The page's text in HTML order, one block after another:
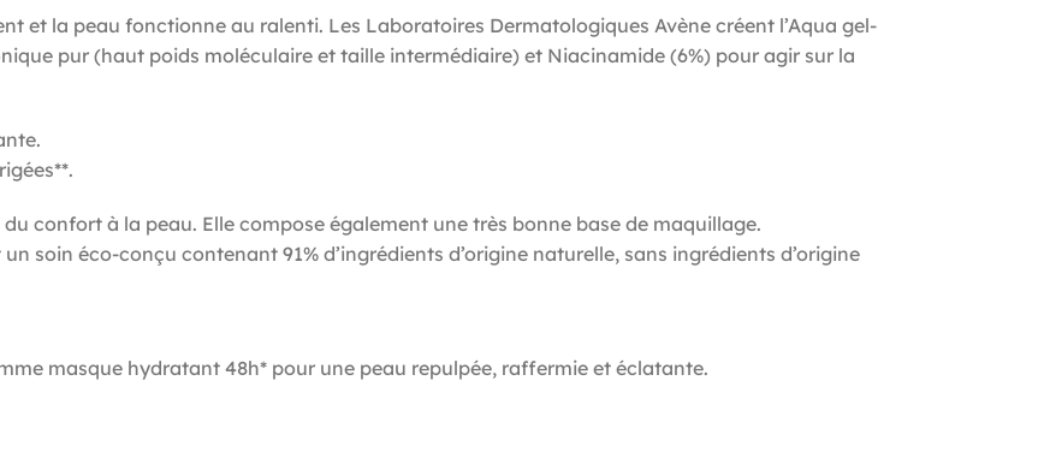
et la peau fonctionne au ralenti. Les Laboratoires Dermatologiques Avène créent l’Aqua gel-
pur (haut poids moléculaire et taille intermédiaire) et Niacinamide (6%) pour agir sur la
confort à la peau. Elle compose également une très bonne base de maquillage.
soin éco-conçu contenant 91% d’ingrédients d’origine naturelle, sans ingrédients d’origine
masque hydratant 48h* pour une peau repulpée, raffermie et éclatante.